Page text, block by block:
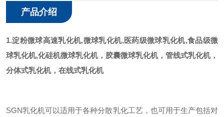
产品介绍
1.淀粉微球高速乳化机,微球乳化机,医药级微球乳化机,食品级微
球乳化机,化硅机微球乳化机，胶囊微球乳化机，管线式乳化机，
分体式乳化机，在线式乳化机
SGN乳化机可以适用于各种分散乳化工艺，也可用于生产包括对